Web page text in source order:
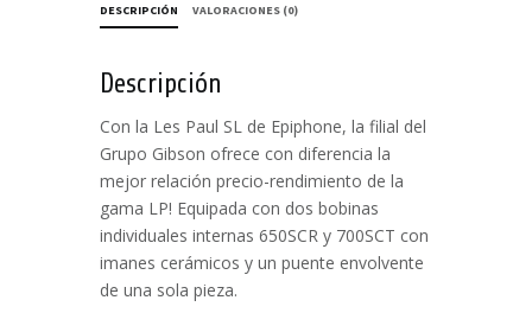
DESCRIPCIÓN VALORACIONES (0)
Descripción
Con la Les Paul SL de Epiphone, la filial del
Grupo Gibson ofrece con diferencia la
mejor relación precio-rendimiento de la
gama LP! Equipada con dos bobinas
individuales internas 650SCR y 700SCT con
imanes cerámicos y un puente envolvente
de una sola pieza.